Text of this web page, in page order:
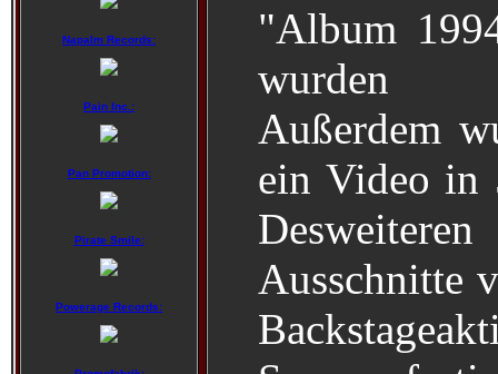
Napalm Records:
Pain Inc.:
Pan Promotion:
Pirate Smile:
Powerage Records:
"Album
wurden
Außerdem
ein Video in
Ausschnitte